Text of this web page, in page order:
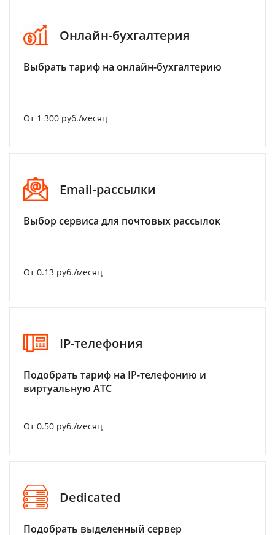
Онлайн-бухгалтерия
Выбрать тариф на онлайн-бухгалтерию
От 1 300 руб./месяц
Email-рассылки
Выбор сервиса для почтовых рассылок
От 0.13 руб./месяц
IP-телефония
Подобрать тариф на IP-телефонию и
виртуальную АТС
От 0.50 руб./месяц
Dedicated
Подобрать выделенный сервер